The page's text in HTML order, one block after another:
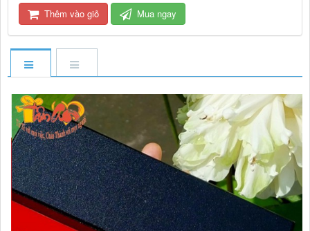
Thêm vào giỏ Mua ngay